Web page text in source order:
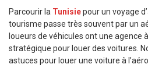
Parcourir la Tunisiepour un voyage
tourisme passe très souvent par un
loueurs de véhicules ont une agence
stratégique pour louer des voitures.
astuces pour louer une voiture à